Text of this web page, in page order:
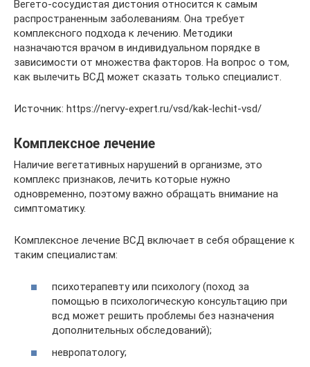
Вегето-сосудистая дистония относится к самым
распространенным заболеваниям. Она требует
комплексного подхода к лечению. Методики
назначаются врачом в индивидуальном порядке в
зависимости от множества факторов. На вопрос о том,
как вылечить ВСД может сказать только специалист.
Источник: https://nervy-expert.ru/vsd/kak-lechit-vsd/
Комплексное лечение
Наличие вегетативных нарушений в организме, это
комплекс признаков, лечить которые нужно
одновременно, поэтому важно обращать внимание на
симптоматику.
Комплексное лечение ВСД включает в себя обращение к
таким специалистам:
психотерапевту или психологу (поход за
помощью в психологическую консультацию при
всд может решить проблемы без назначения
дополнительных обследований);
невропатологу;